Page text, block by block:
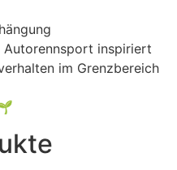
Autorennsport inspiriert
im Grenzbereich